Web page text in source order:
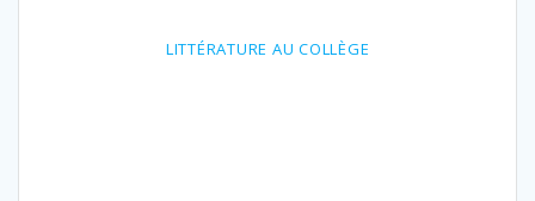
LITTÉRATURE AU COLLÈGE